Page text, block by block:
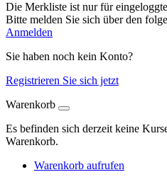
Die Merkliste ist nur für
Bitte melden Sie sich über den
Anmelden
Sie haben noch kein Konto?
Registrieren Sie sich jetzt
Warenkorb
Es befinden sich derzeit keine
Warenkorb.
Warenkorb aufrufen